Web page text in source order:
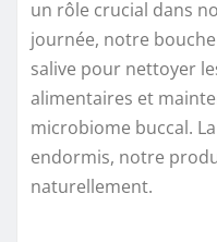
un rôle crucial dans
journée, notre
salive pour nettoyer
alimentaires et
microbiome buccal.
endormis, notre
naturellement.